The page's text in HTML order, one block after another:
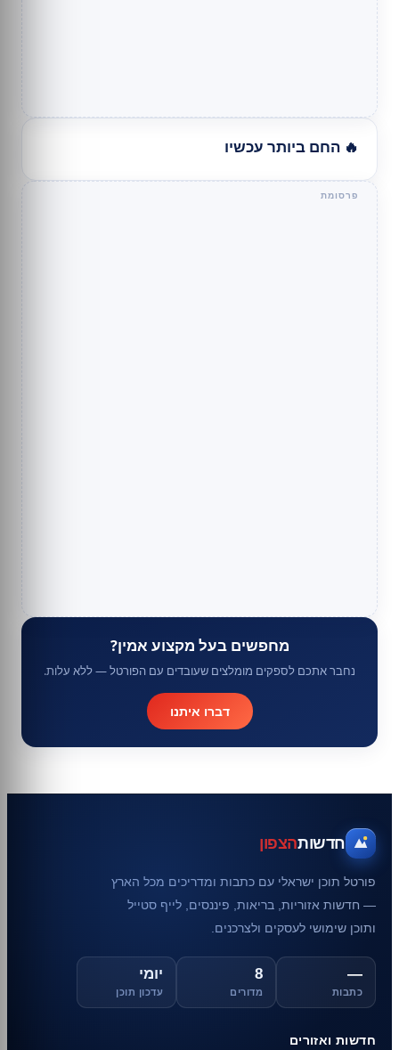
🔥 החם ביותר עכשיו
מחפשים בעל מקצוע אמין?
נחבר אתכם לספקים מומלצים שעובדים עם הפורטל — ללא עלות.
דברו איתנו
חדשותהצפון
פורטל תוכן ישראלי עם כתבות ומדריכים מכל הארץ
— חדשות אזוריות, בריאות, פיננסים, לייף סטייל
ותוכן שימושי לעסקים ולצרכנים.
—
כתבות
8
מדורים
יומי
עדכון תוכן
חדשות ואזורים